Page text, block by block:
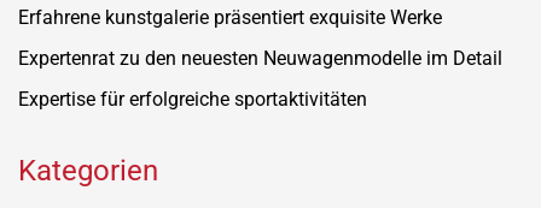
Erfahrene kunstgalerie präsentiert exquisite Werke
Expertenrat zu den neuesten Neuwagenmodelle im Detail
Expertise für erfolgreiche sportaktivitäten
Kategorien